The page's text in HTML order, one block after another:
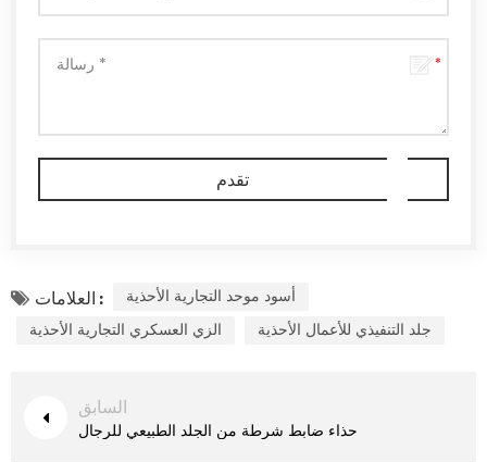
العلامات :
أسود موحد التجارية الأحذية
الزي العسكري التجارية الأحذية
جلد التنفيذي للأعمال الأحذية
السابق
حذاء ضابط شرطة من الجلد الطبيعي للرجال